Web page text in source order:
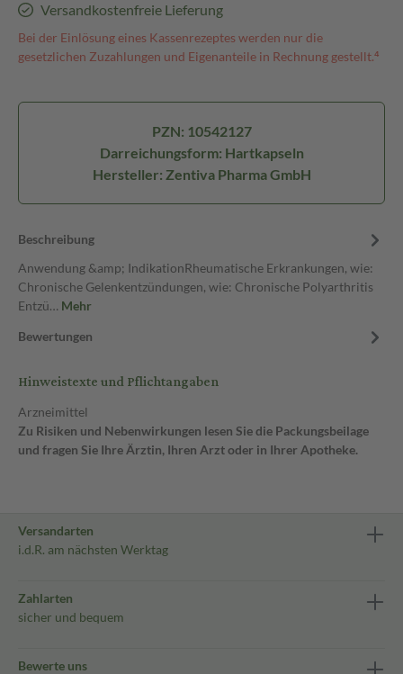
Versandkostenfreie Lieferung
Bei der Einlösung eines Kassenrezeptes werden nur die
gesetzlichen Zuzahlungen und Eigenanteile in Rechnung gestellt.⁴
PZN: 10542127
Darreichungsform: Hartkapseln
Hersteller: Zentiva Pharma GmbH
Beschreibung
Anwendung &amp; IndikationRheumatische Erkrankungen, wie:
Chronische Gelenkentzündungen, wie: Chronische Polyarthritis
Entzü… Mehr
Bewertungen
Hinweistexte und Pflichtangaben
Arzneimittel
Zu Risiken und Nebenwirkungen lesen Sie die Packungsbeilage
und fragen Sie Ihre Ärztin, Ihren Arzt oder in Ihrer Apotheke.
Versandarten
i.d.R. am nächsten Werktag
Zahlarten
sicher und bequem
Bewerte uns